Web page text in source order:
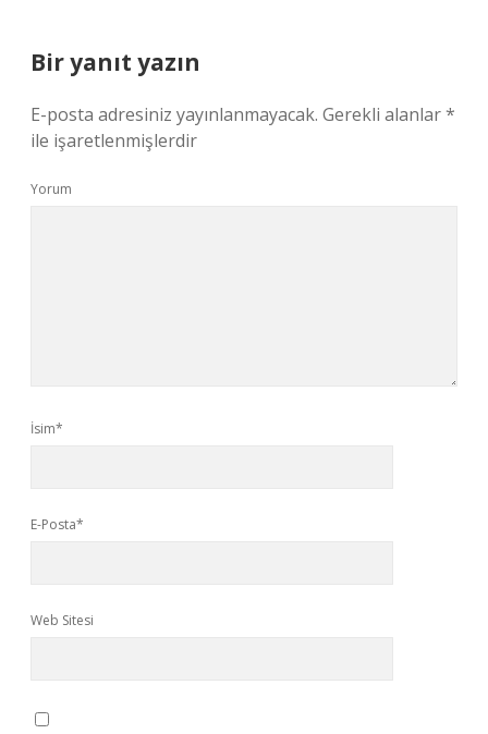
Bir yanıt yazın
E-posta adresiniz yayınlanmayacak. Gerekli alanlar*
ile işaretlenmişlerdir
Yorum
İsim*
E-Posta*
Web Sitesi